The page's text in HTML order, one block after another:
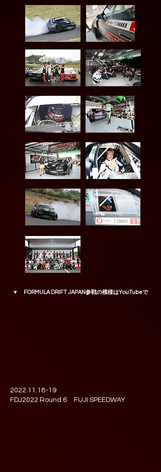
▼ FORMULA DRIFT JAPAN参戦の模様はYouTubeで
2022.11.18-19
FDJ2022 Round.6 FUJI SPEEDWAY